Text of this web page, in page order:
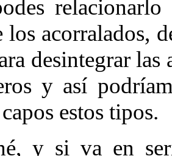
los acorralados,
desintegrar las
y así
estos tipos.
si va en